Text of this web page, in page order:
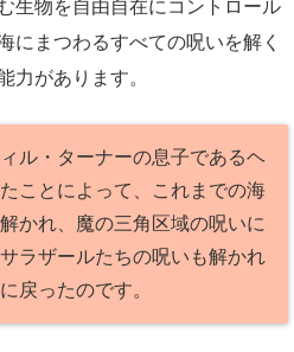
生物を自由自在にコントロール
にまつわるすべての呪いを解く
力があります。
ル・ターナーの息子であるヘ
ことによって、これまでの海
かれ、魔の三角区域の呪いに
ラザールたちの呪いも解かれ
戻ったのです。